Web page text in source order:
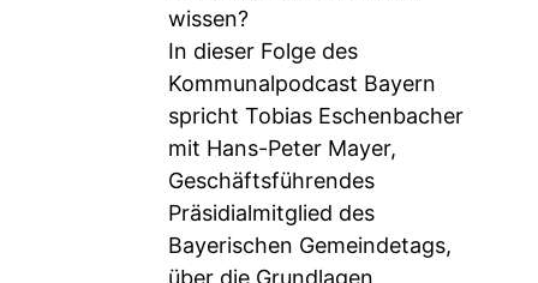
wissen?
In dieser Folge des
Kommunalpodcast Bayern
spricht Tobias Eschenbacher
mit Hans-Peter Mayer,
Geschäftsführendes
Präsidialmitglied des
Bayerischen Gemeindetags,
über die Grundlagen